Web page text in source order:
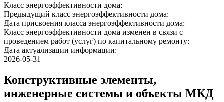
Класс энергоэффективности дома:
Предыдущий класс энергоэффективности дома:
Дата присвоения класса энергоэффективности дома:
Класс энергоэффективности дома изменен в связи с
проведением работ (услуг) по капитальному ремонту:
Дата актуализации информации:
2026-05-31
Конструктивные элементы,
инженерные системы и объекты МКД